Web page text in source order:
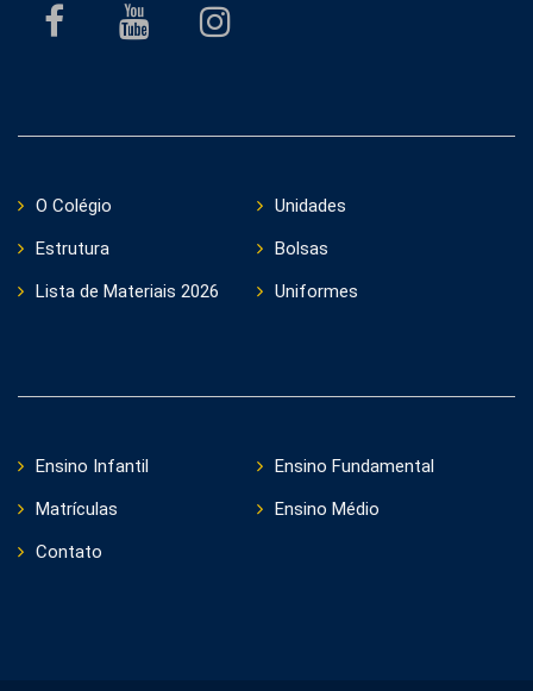
O Colégio
Unidades
Estrutura
Bolsas
Lista de Materiais 2026
Uniformes
Ensino Infantil
Ensino Fundamental
Matrículas
Ensino Médio
Contato